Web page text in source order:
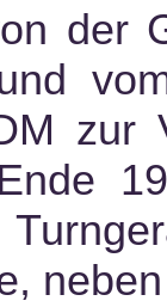
der
zur